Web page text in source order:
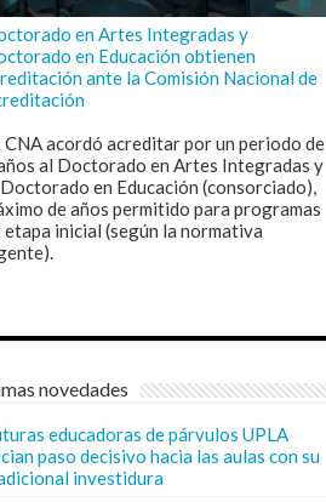
en Artes Integradas y
en Educación obtienen
ante la Comisión Nacional de
CNA acordó acreditar por un periodo de
al Doctorado en Artes Integradas y
en Educación (consorciado),
de años permitido para programas
etapa inicial (según la normativa
novedades
educadoras de párvulos UPLA
paso decisivo hacia las aulas con su
investidura